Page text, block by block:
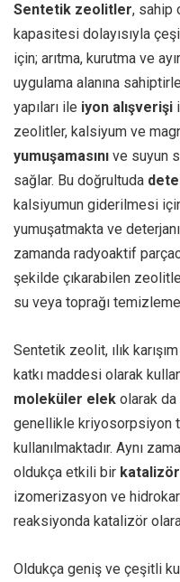
Sentetik zeolitler, sahip
kapasitesi dolayısıyla
için; arıtma, kurutma ve
uygulama alanına
yapıları ile iyon alışverişi
zeolitler, kalsiyum ve
yumuşamasını ve suyun
sağlar. Bu doğrultuda
kalsiyumun giderilmesi
yumuşatmakta ve
zamanda radyoaktif
şekilde çıkarabilen
su veya toprağı
Sentetik zeolit, ılık
katkı maddesi olarak
moleküler elek olarak da
genellikle kriyosorpsiyon
kullanılmaktadır. Aynı
oldukça etkili bir katalizör
izomerizasyon ve
reaksiyonda katalizör
Oldukça geniş ve çeşitli